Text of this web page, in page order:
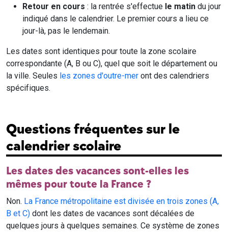
Retour en cours : la rentrée s'effectue le matin du jour
indiqué dans le calendrier. Le premier cours a lieu ce
jour-là, pas le lendemain.
Les dates sont identiques pour toute la zone scolaire
correspondante (A, B ou C), quel que soit le département ou
la ville. Seules les zones d'outre-mer ont des calendriers
spécifiques.
Questions fréquentes sur le
calendrier scolaire
Les dates des vacances sont-elles les
mêmes pour toute la France ?
Non. La France métropolitaine est divisée en trois zones (A,
B et C) dont les dates de vacances sont décalées de
quelques jours à quelques semaines. Ce système de zones